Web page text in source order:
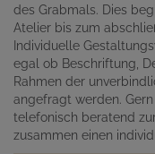
des Grabmals. Dies
Atelier bis zum
Individuelle
egal ob Beschriftung,
Rahmen der
angefragt werden.
telefonisch beratend
zusammen einen